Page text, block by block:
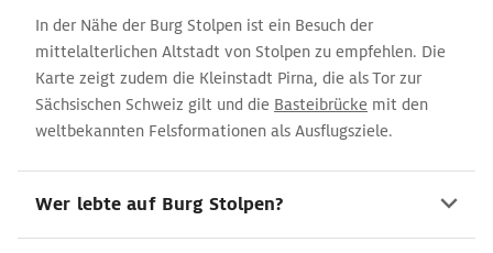
In der Nähe der Burg Stolpen ist ein Besuch der
mittelalterlichen Altstadt von Stolpen zu empfehlen. Die
Karte zeigt zudem die Kleinstadt Pirna, die als Tor zur
Sächsischen Schweiz gilt und die Basteibrücke mit den
weltbekannten Felsformationen als Ausflugsziele.
Wer lebte auf Burg Stolpen?